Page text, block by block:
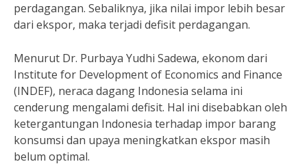
perdagangan. Sebaliknya, jika nilai impor lebih besar
dari ekspor, maka terjadi defisit perdagangan.
Menurut Dr. Purbaya Yudhi Sadewa, ekonom dari
Institute for Development of Economics and Finance
(INDEF), neraca dagang Indonesia selama ini
cenderung mengalami defisit. Hal ini disebabkan oleh
ketergantungan Indonesia terhadap impor barang
konsumsi dan upaya meningkatkan ekspor masih
belum optimal.